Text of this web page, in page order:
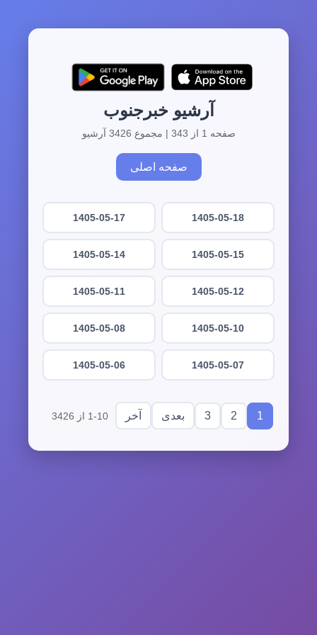
آرشیو خبرجنوب
صفحه 1 از 343 | مجموع 3426 آرشیو
صفحه اصلی
1405-05-18
1405-05-17
1405-05-15
1405-05-14
1405-05-12
1405-05-11
1405-05-10
1405-05-08
1405-05-07
1405-05-06
1
2
3 بعدی آخر 1-10 از 3426